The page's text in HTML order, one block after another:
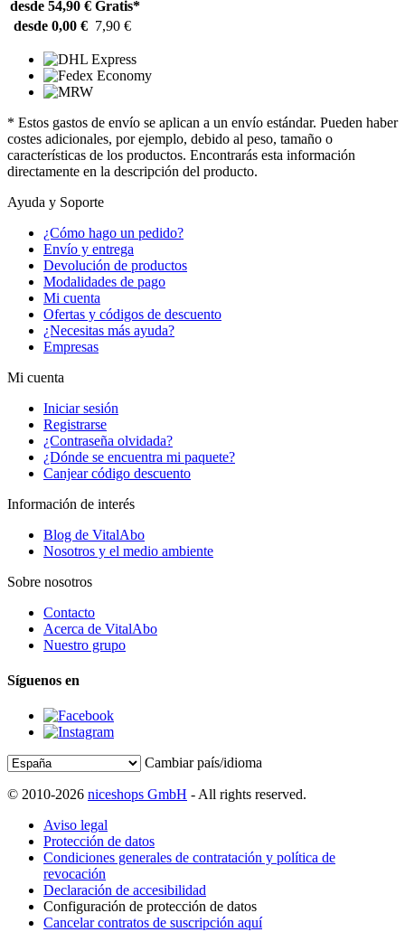
desde 54,90 € Gratis*
desde 0,00 € 7,90 €
* Estos gastos de envío se aplican a un envío estándar. Pueden haber
costes adicionales, por ejemplo, debido al peso, tamaño o
características de los productos. Encontrarás esta información
directamente en la descripción del producto.
Ayuda y Soporte
¿Cómo hago un pedido?
Envío y entrega
Devolución de productos
Modalidades de pago
Mi cuenta
Ofertas y códigos de descuento
¿Necesitas más ayuda?
Empresas
Mi cuenta
Iniciar sesión
Registrarse
¿Contraseña olvidada?
¿Dónde se encuentra mi paquete?
Canjear código descuento
Información de interés
Blog de VitalAbo
Nosotros y el medio ambiente
Sobre nosotros
Contacto
Acerca de VitalAbo
Nuestro grupo
Síguenos en
Cambiar país/idioma
© 2010-2026 niceshops GmbH - All rights reserved.
Aviso legal
Protección de datos
Condiciones generales de contratación y política de
revocación
Declaración de accesibilidad
Configuración de protección de datos
Cancelar contratos de suscripción aquí